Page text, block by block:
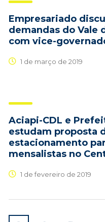
Empresariado
demandas do Vale
com vice-
1 de março de 2019
Aciapi-CDL e
estudam proposta
estacionamento
mensalistas no
1 de fevereiro de 2019